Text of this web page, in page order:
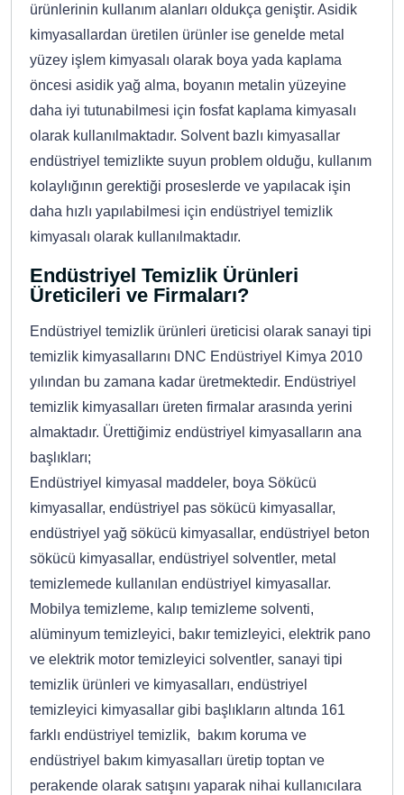
ürünlerinin kullanım alanları oldukça geniştir. Asidik
kimyasallardan üretilen ürünler ise genelde metal
yüzey işlem kimyasalı olarak boya yada kaplama
öncesi asidik yağ alma, boyanın metalin yüzeyine
daha iyi tutunabilmesi için fosfat kaplama kimyasalı
olarak kullanılmaktadır. Solvent bazlı kimyasallar
endüstriyel temizlikte suyun problem olduğu, kullanım
kolaylığının gerektiği proseslerde ve yapılacak işin
daha hızlı yapılabilmesi için endüstriyel temizlik
kimyasalı olarak kullanılmaktadır.
Endüstriyel Temizlik Ürünleri
Üreticileri ve Firmaları?
Endüstriyel temizlik ürünleri üreticisi olarak sanayi tipi
temizlik kimyasallarını DNC Endüstriyel Kimya 2010
yılından bu zamana kadar üretmektedir. Endüstriyel
temizlik kimyasalları üreten firmalar arasında yerini
almaktadır. Ürettiğimiz endüstriyel kimyasalların ana
başlıkları;
Endüstriyel kimyasal maddeler, boya Sökücü
kimyasallar, endüstriyel pas sökücü kimyasallar,
endüstriyel yağ sökücü kimyasallar, endüstriyel beton
sökücü kimyasallar, endüstriyel solventler, metal
temizlemede kullanılan endüstriyel kimyasallar.
Mobilya temizleme, kalıp temizleme solventi,
alüminyum temizleyici, bakır temizleyici, elektrik pano
ve elektrik motor temizleyici solventler, sanayi tipi
temizlik ürünleri ve kimyasalları, endüstriyel
temizleyici kimyasallar gibi başlıkların altında 161
farklı endüstriyel temizlik, bakım koruma ve
endüstriyel bakım kimyasalları üretip toptan ve
perakende olarak satışını yaparak nihai kullanıcılara